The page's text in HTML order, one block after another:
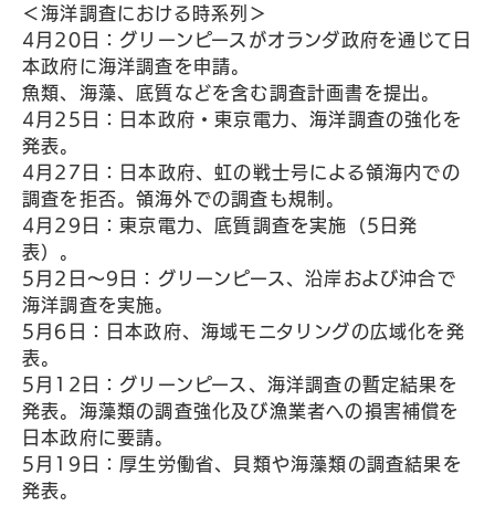
＜海洋調査における時系列＞
4月20日：グリーンピースがオランダ政府を通じて日
本政府に海洋調査を申請。
魚類、海藻、底質などを含む調査計画書を提出。
4月25日：日本政府・東京電力、海洋調査の強化を
発表。
4月27日：日本政府、虹の戦士号による領海内での
調査を拒否。領海外での調査も規制。
4月29日：東京電力、底質調査を実施（5日発
表）。
5月2日～9日：グリーンピース、沿岸および沖合で
海洋調査を実施。
5月6日：日本政府、海域モニタリングの広域化を発
表。
5月12日：グリーンピース、海洋調査の暫定結果を
発表。海藻類の調査強化及び漁業者への損害補償を
日本政府に要請。
5月19日：厚生労働省、貝類や海藻類の調査結果を
発表。